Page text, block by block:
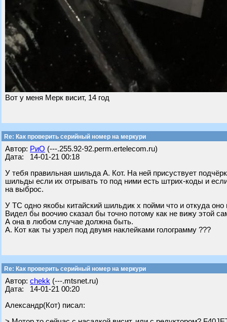
Вот у меня Мерк висит, 14 год
Re: Как проверить серийный номер на меркури
Автор: РиО (---.255.92-92.perm.ertelecom.ru)
Дата: 14-01-21 00:18
У тебя правильная шильда А. Кот. На ней присуствует
шильды если их отрывать то под ними есть штрих-коды и
на выброс.
У ТС одно якобы китайский шильдик х пойми что и откуда
Видел бы воочию сказал бы точно потому как не вижу этой
А она в любом случае должна быть.
А. Кот как ты узрел под двумя наклейками голограмму ???
Re: Как проверить серийный номер на меркури
Автор: chekk (---.mtsnet.ru)
Дата: 14-01-21 00:20
Александр(Кот) писал: